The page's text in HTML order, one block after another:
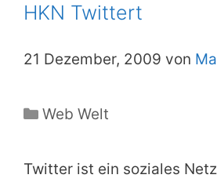
HKN Twittert
21 Dezember, 2009 von
Kategorien
Web Welt
Twitter ist ein soziales